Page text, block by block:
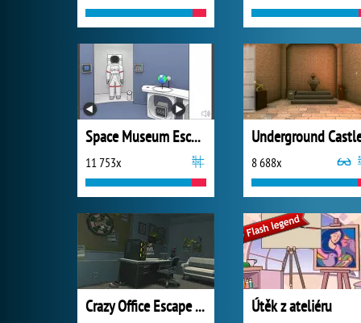
Space Museum Escape
11 753x 8 688x
Crazy Office Escape Part 1 Útěk z ateliéru